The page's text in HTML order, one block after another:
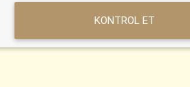
KONTROL ET